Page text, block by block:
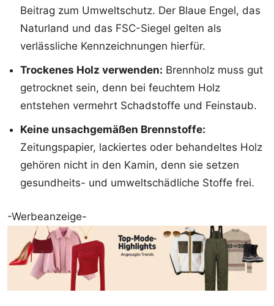
Beitrag zum Umweltschutz. Der Blaue Engel, das
Naturland und das FSC-Siegel gelten als
verlässliche Kennzeichnungen hierfür.
Trockenes Holz verwenden: Brennholz muss gut
getrocknet sein, denn bei feuchtem Holz
entstehen vermehrt Schadstoffe und Feinstaub.
Keine unsachgemäßen Brennstoffe:
Zeitungspapier, lackiertes oder behandeltes Holz
gehören nicht in den Kamin, denn sie setzen
gesundheits- und umweltschädliche Stoffe frei.
-Werbeanzeige-